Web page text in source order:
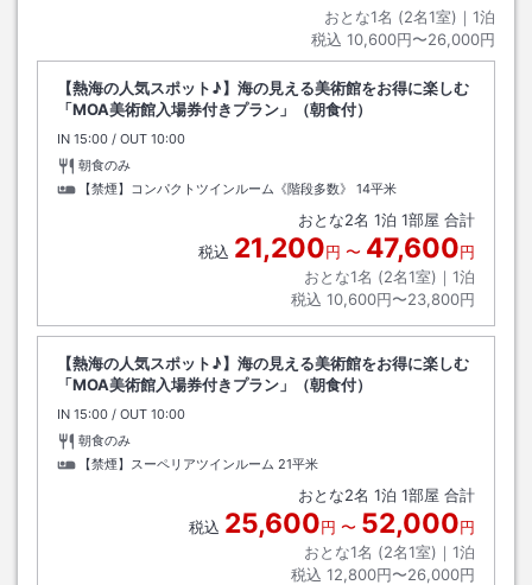
おとな1名 (2名1室)｜ 1泊
税込 10,600円〜26,000円
【熱海の人気スポット♪】海の見える美術館をお得に楽しむ
「MOA美術館入場券付きプラン」（朝食付）
IN チェックイン
15:00 / OUT チェックアウト
10:00
朝食のみ
【禁煙】コンパクトツインルーム《階段多数》
14平米
おとな2名 1泊 1部屋 合計
税込 21,200円 〜 47,600円
おとな1名 (2名1室)｜ 1泊
税込 10,600円〜23,800円
【熱海の人気スポット♪】海の見える美術館をお得に楽しむ
「MOA美術館入場券付きプラン」（朝食付）
IN チェックイン
15:00 / OUT チェックアウト
10:00
朝食のみ
【禁煙】スーペリアツインルーム 21平米
おとな2名 1泊 1部屋 合計
税込 25,600円 〜 52,000円
おとな1名 (2名1室)｜ 1泊
税込 12,800円〜26,000円